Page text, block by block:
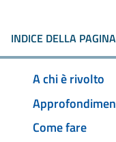
INDICE DELLA PAGINA
A chi è rivolto
Come fare